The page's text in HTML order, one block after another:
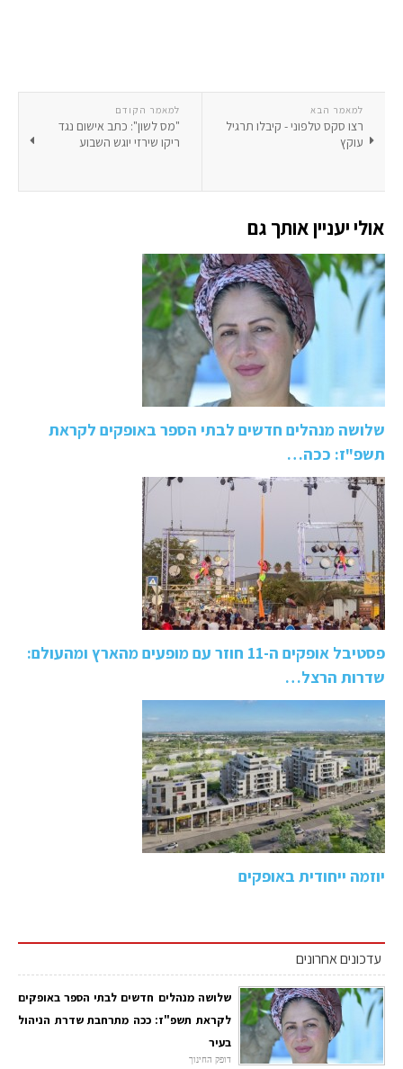
למאמר הקודם
"מס לשון": כתב אישום נגד
ריקו שירזי יוגש השבוע
למאמר הבא
רצו סקס טלפוני - קיבלו תרגיל
עוקץ
אולי יעניין אותך גם
שלושה מנהלים חדשים לבתי הספר באופקים לקראת
תשפ"ז: ככה…
פסטיבל אופקים ה-11 חוזר עם מופעים מהארץ ומהעולם:
שדרות הרצל…
יוזמה ייחודית באופקים
עדכונים אחרונים
שלושה מנהלים חדשים לבתי הספר באופקים
לקראת תשפ"ז: ככה מתרחבת שדרת הניהול
בעיר
דופק החינוך